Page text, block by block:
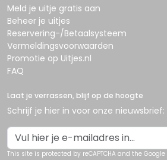
Meld je uitje gratis aan
Beheer je uitjes
Reservering-/Betaalsysteem
Vermeldingsvoorwaarden
Promotie op Uitjes.nl
FAQ
Laat je verrassen, blijf op de hoogte
Schrijf je hier in voor onze nieuwsbrief:
This site is protected by reCAPTCHA and the Google